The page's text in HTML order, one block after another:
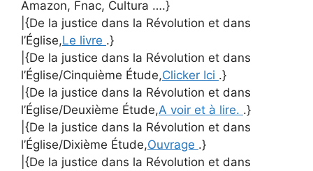
Amazon, Fnac, Cultura ….}
|{De la justice dans la Révolution et dans
l’Église,Le livre .}
|{De la justice dans la Révolution et dans
l’Église/Cinquième Étude,Clicker Ici .}
|{De la justice dans la Révolution et dans
l’Église/Deuxième Étude,A voir et à lire. .}
|{De la justice dans la Révolution et dans
l’Église/Dixième Étude,Ouvrage .}
|{De la justice dans la Révolution et dans